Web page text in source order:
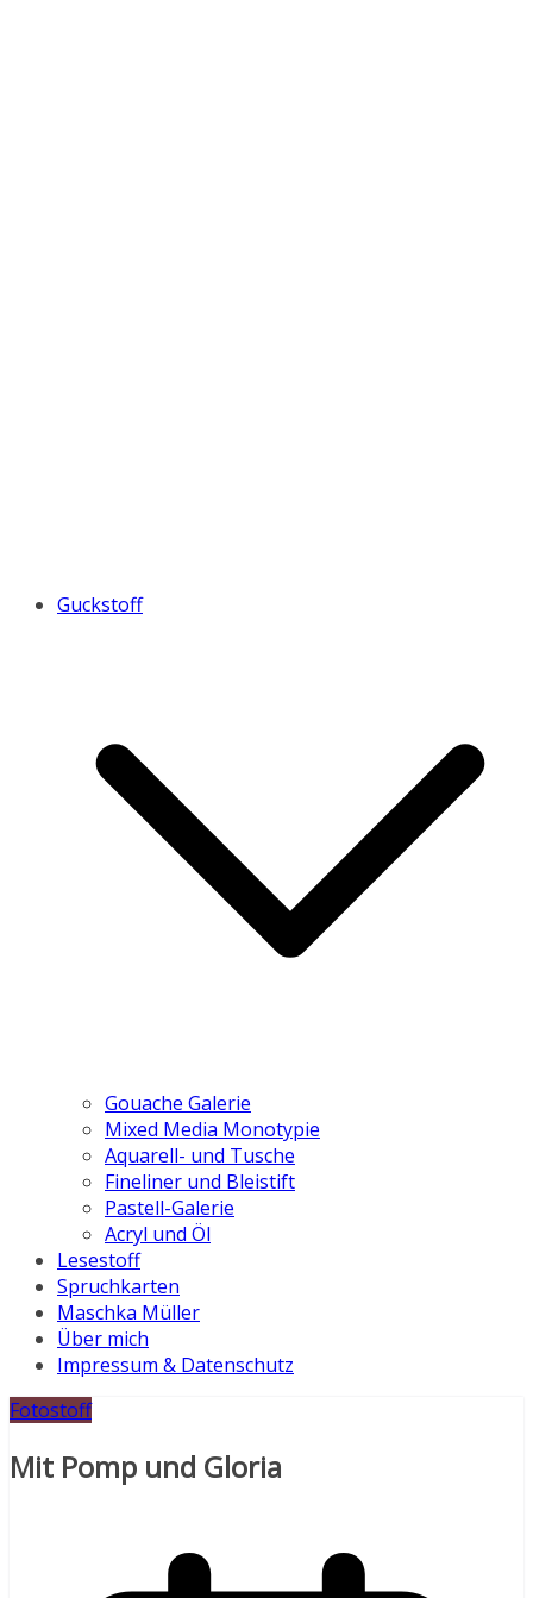
Guckstoff
Gouache Galerie
Mixed Media Monotypie
Aquarell- und Tusche
Fineliner und Bleistift
Pastell-Galerie
Acryl und Öl
Lesestoff
Spruchkarten
Maschka Müller
Über mich
Impressum & Datenschutz
Fotostoff
Mit Pomp und Gloria